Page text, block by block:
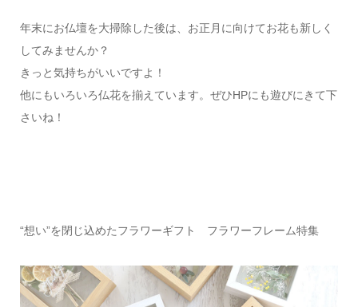
年末にお仏壇を大掃除した後は、お正月に向けてお花も新しく
してみませんか？
きっと気持ちがいいですよ！
他にもいろいろ仏花を揃えています。ぜひHPにも遊びにきて下
さいね！
“想い”を閉じ込めたフラワーギフト フラワーフレーム特集